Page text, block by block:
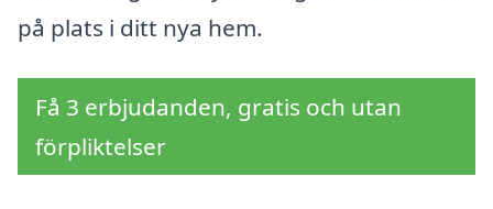
på plats i ditt nya hem.
Få 3 erbjudanden, gratis och utan
förpliktelser